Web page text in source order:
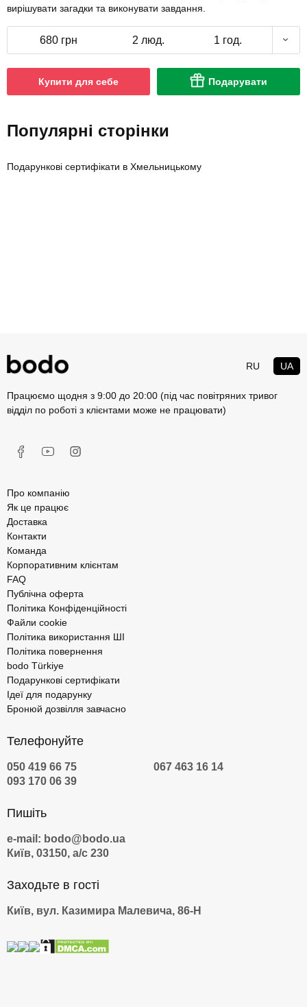
вирішувати загадки та виконувати завдання.
680 грн 2 люд. 1 год.
Купити для себе Подарувати
Популярні сторінки
Подарункові сертифікати в Хмельницькому
RU UA
Працюємо щодня з 9:00 до 20:00 (під час повітряних тривог
відділ по роботі з клієнтами може не працювати)
Про компанію
Як це працює
Доставка
Контакти
Команда
Корпоративним клієнтам
FAQ
Публічна оферта
Політика Конфіденційності
Файли cookie
Політика використання ШІ
Політика повернення
bodo Türkiye
Подарункові сертифікати
Ідеї для подарунку
Бронюй дозвілля завчасно
Телефонуйте
050 419 66 75
067 463 16 14
093 170 06 39
Пишіть
e-mail: bodo@bodo.ua
Київ, 03150, а/с 230
Заходьте в гості
Київ, вул. Казимира Малевича, 86-Н